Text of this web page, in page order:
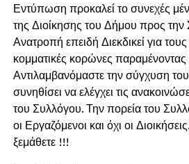
Εντύπωση προκαλεί το συνεχές
της Διοίκησης του Δήμου προς την
Ανατροπή επειδή Διεκδικεί για
κομματικές κορώνες
Αντιλαμβανόμαστε την σύγχυση
συνηθίσει να ελέγχει τις
του Συλλόγου. Την πορεία του
οι Εργαζόμενοι και όχι οι
ξεμάθετε !!!